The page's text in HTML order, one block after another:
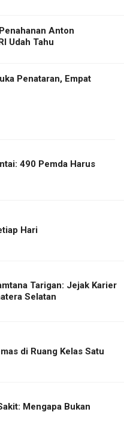
Anton
Udah Tahu
Penataran, Empat
490 Pemda Harus
Hari
Tarigan: Jejak Karier
Selatan
di Ruang Kelas Satu
Mengapa Bukan